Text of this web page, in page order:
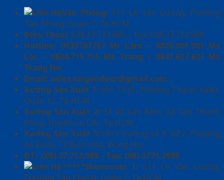
Văn Phòng:511 Lê Văn Lương, Phường
Tân Phong, Quận 7, Tp.HCM
Điện Thoại:028.37.712.989 – Fax: 028.37.712.989
Hotline: 0933707707 Mr Lãm – 0826.901.901 Ms
Lộc – 0834.715.715 Ms Trang – 0847.827.827 Ms
Trang Fm
Email:sales.saigondoor@gmail.com
Xưởng Sản Xuất 1:361 TX25, Phường Thạnh Xuân,
Quận 12, Tp.HCM
Xưởng Sản Xuất 2: 81 Võ Văn Bích, Xã Tân Thạnh
Đông, Huyện Củ Chi, Tp.HCM
Xưởng Sản Xuất 3: 60/3 Đường số 9, KP2, Phường
An Bình, TP.Biên Hòa, Đồng Nai
ĐT: (08) 37.712.989 – Fax: (08) 3771 2989
*****Showroom I: 511 Lê Văn Lương,
Phường Tân Phong, Quận 7, Tp.HCM